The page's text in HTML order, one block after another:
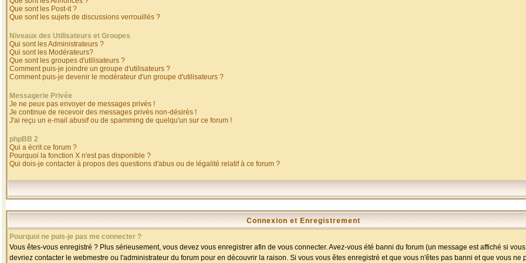
Que sont les Post-it ?
Que sont les sujets de discussions verrouillés ?
Niveaux des Utilisateurs et Groupes
Qui sont les Administrateurs ?
Qui sont les Modérateurs?
Que sont les groupes d'utilisateurs ?
Comment puis-je joindre un groupe d'utilisateurs ?
Comment puis-je devenir le modérateur d'un groupe d'utilisateurs ?
Messagerie Privée
Je ne peux pas envoyer de messages privés !
Je continue de recevoir des messages privés non-désirés !
J'ai reçu un e-mail abusif ou de spamming de quelqu'un sur ce forum !
phpBB 2
Qui a écrit ce forum ?
Pourquoi la fonction X n'est pas disponible ?
Qui dois-je contacter à propos des questions d'abus ou de légalité relatif à ce forum ?
Connexion et Enregistrement
Pourquoi ne puis-je pas me connecter ?
Vous êtes-vous enregistré ? Plus sérieusement, vous devez vous enregistrer afin de vous connecter. Avez-vous été banni du forum (un message est affiché si
devriez contacter le webmestre ou l'administrateur du forum pour en découvrir la raison. Si vous vous êtes enregistré et que vous n'êtes pas banni et que vous ne